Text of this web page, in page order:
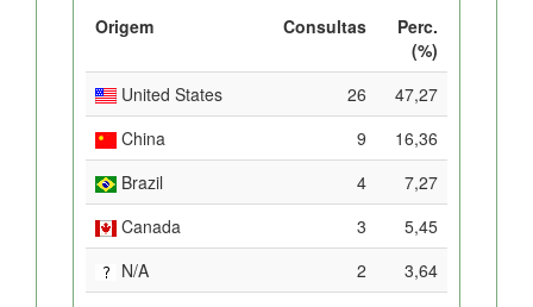
Origem Consultas
Perc.
(%)
United States
26
47,27
China
9
16,36
Brazil
4
7,27
Canada
3
5,45
N/A
2
3,64